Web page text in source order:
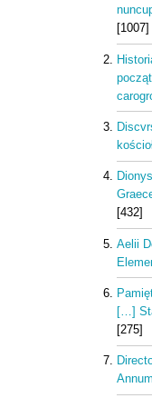
[1007]
[432]
Aelii
[…]
[275]